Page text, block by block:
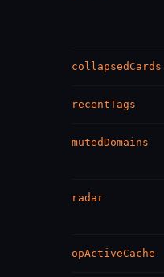
collapsedCards
recentTags
mutedDomains
radar
opActiveCache